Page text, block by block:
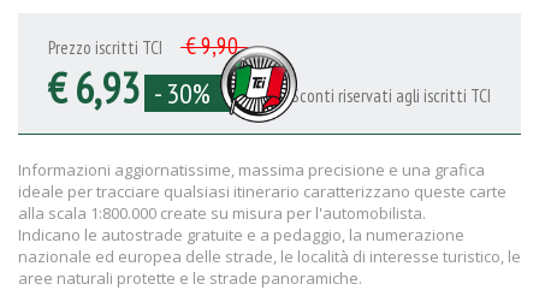
Prezzo iscritti TCI € 9,90
€ 6,93 - 30% Sconti riservati agli iscritti TCI
Informazioni aggiornatissime, massima precisione e una grafica
ideale per tracciare qualsiasi itinerario caratterizzano queste carte
alla scala 1:800.000 create su misura per l'automobilista.
Indicano le autostrade gratuite e a pedaggio, la numerazione
nazionale ed europea delle strade, le località di interesse turistico, le
aree naturali protette e le strade panoramiche.